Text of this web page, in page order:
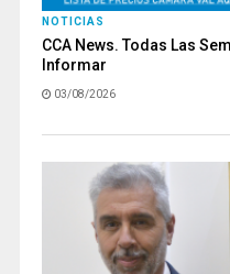
NOTICIAS
CCA News. Todas Las
Informar
03/08/2026